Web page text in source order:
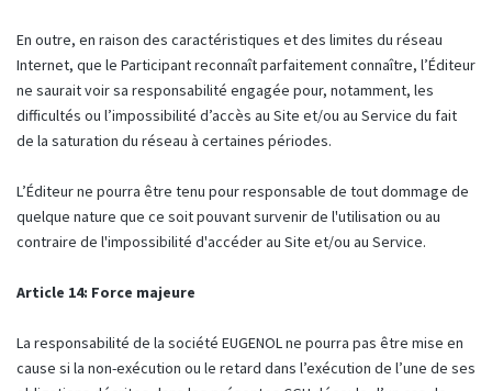
En outre, en raison des caractéristiques et des limites du réseau
Internet, que le Participant reconnaît parfaitement connaître, l’Éditeur
ne saurait voir sa responsabilité engagée pour, notamment, les
difficultés ou l’impossibilité d’accès au Site et/ou au Service du fait
de la saturation du réseau à certaines périodes.
L’Éditeur ne pourra être tenu pour responsable de tout dommage de
quelque nature que ce soit pouvant survenir de l'utilisation ou au
contraire de l'impossibilité d'accéder au Site et/ou au Service.
Article 14: Force majeure
La responsabilité de la société EUGENOL ne pourra pas être mise en
cause si la non-exécution ou le retard dans l’exécution de l’une de ses